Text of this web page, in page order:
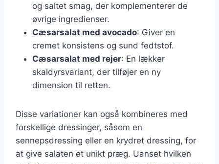
og saltet smag, der komplementerer de
øvrige ingredienser.
Cæsarsalat med avocado: Giver en
cremet konsistens og sund fedtstof.
Cæsarsalat med rejer: En lækker
skaldyrsvariant, der tilføjer en ny
dimension til retten.
Disse variationer kan også kombineres med
forskellige dressinger, såsom en
sennepsdressing eller en krydret dressing, for
at give salaten et unikt præg. Uanset hvilken